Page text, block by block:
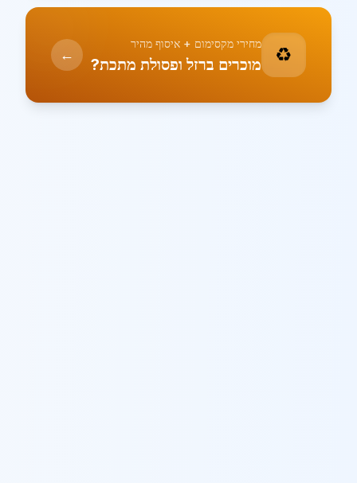
♻️ מחירי מקסימום + איסוף מהיר
מוכרים ברזל ופסולת מתכת? ←